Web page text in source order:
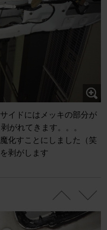
イドにはメッキの部分が
がれてきます。。。
化すことにしました（笑
剥がします